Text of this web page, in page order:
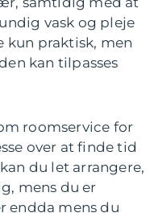
vask og pleje
kun praktisk, men
kan tilpasses
roomservice for
over at finde tid
du let arrangere,
mens du er
endda mens du